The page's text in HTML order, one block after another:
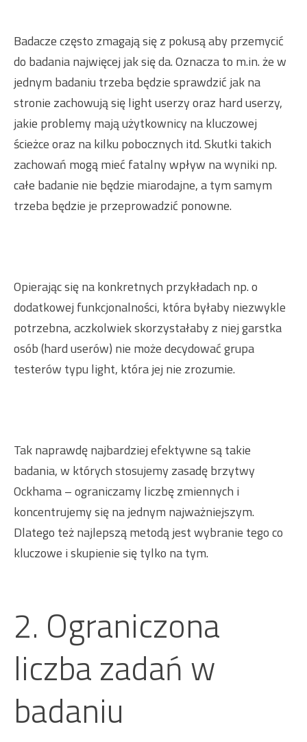
Badacze często zmagają się z pokusą aby przemycić
do badania najwięcej jak się da. Oznacza to m.in. że w
jednym badaniu trzeba będzie sprawdzić jak na
stronie zachowują się light userzy oraz hard userzy,
jakie problemy mają użytkownicy na kluczowej
ścieżce oraz na kilku pobocznych itd. Skutki takich
zachowań mogą mieć fatalny wpływ na wyniki np.
całe badanie nie będzie miarodajne, a tym samym
trzeba będzie je przeprowadzić ponowne.
Opierając się na konkretnych przykładach np. o
dodatkowej funkcjonalności, która byłaby niezwykle
potrzebna, aczkolwiek skorzystałaby z niej garstka
osób (hard userów) nie może decydować grupa
testerów typu light, która jej nie zrozumie.
Tak naprawdę najbardziej efektywne są takie
badania, w których stosujemy zasadę brzytwy
Ockhama – ograniczamy liczbę zmiennych i
koncentrujemy się na jednym najważniejszym.
Dlatego też najlepszą metodą jest wybranie tego co
kluczowe i skupienie się tylko na tym.
2. Ograniczona
liczba zadań w
badaniu